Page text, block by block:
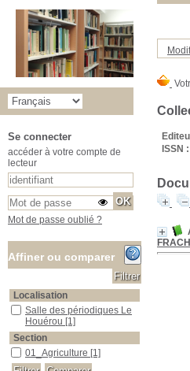
ISSN :
Se connecter
accéder à votre compte de
lecteur
Mot de passe oublié ?
Affiner ou comparer
Localisation
Salle des périodiques Le Houérou
Salle des périodiques Le
Houérou [1]
Section
01_Agriculture
01_Agriculture [1]